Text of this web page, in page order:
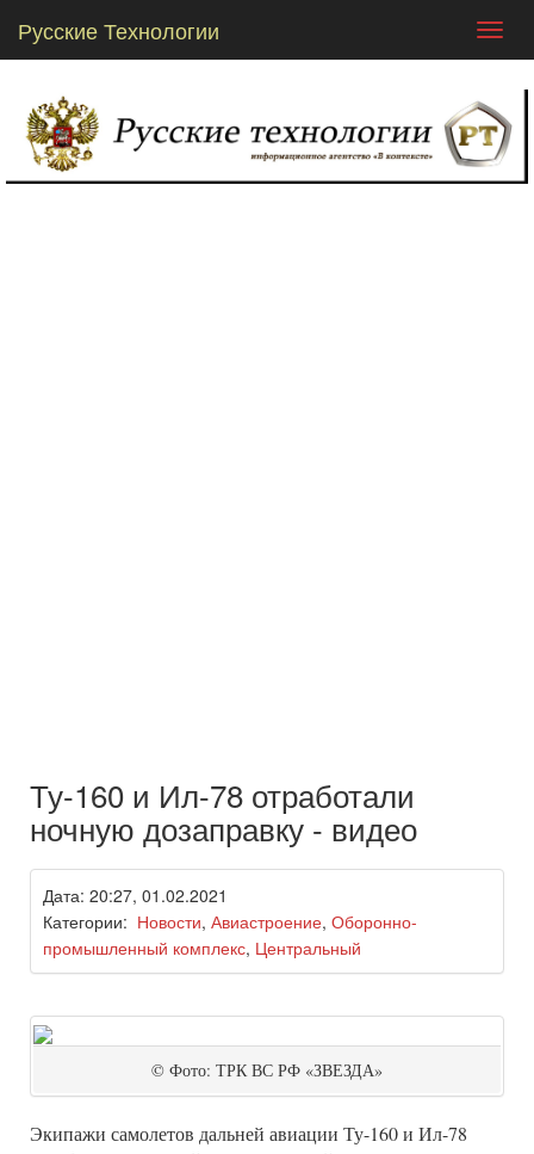
Русские Технологии
Ту-160 и Ил-78 отработали
ночную дозаправку - видео
Дата: 20:27, 01.02.2021
Категории: Новости, Авиастроение, Оборонно-
промышленный комплекс, Центральный
© Фото: ТРК ВС РФ «ЗВЕЗДА»
Экипажи самолетов дальней авиации Ту-160 и Ил-78